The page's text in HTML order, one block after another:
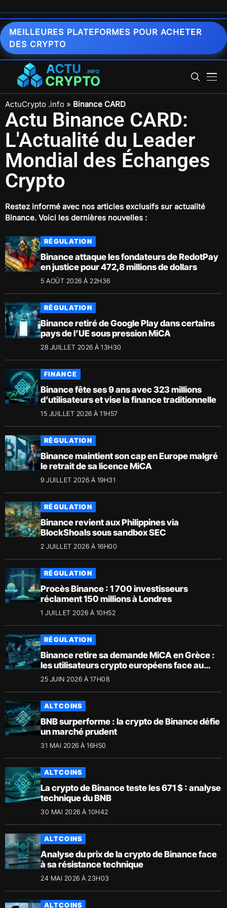
MEILLEURES PLATEFORMES POUR ACHETER
DES CRYPTO
ActuCrypto .info » Binance CARD
Actu Binance CARD:
L'Actualité du Leader
Mondial des Échanges
Crypto
Restez informé avec nos articles exclusifs sur actualité
Binance. Voici les dernières nouvelles :
RÉGULATION
Binance attaque les fondateurs de RedotPay
en justice pour 472,8 millions de dollars
5 AOÛT 2026 À 22H36
RÉGULATION
Binance retiré de Google Play dans certains
pays de l’UE sous pression MiCA
28 JUILLET 2026 À 13H30
FINANCE
Binance fête ses 9 ans avec 323 millions
d’utilisateurs et vise la finance traditionnelle
15 JUILLET 2026 À 11H57
RÉGULATION
Binance maintient son cap en Europe malgré
le retrait de sa licence MiCA
9 JUILLET 2026 À 19H31
RÉGULATION
Binance revient aux Philippines via
BlockShoals sous sandbox SEC
2 JUILLET 2026 À 16H00
RÉGULATION
Procès Binance : 1 700 investisseurs
réclament 150 millions à Londres
1 JUILLET 2026 À 10H52
RÉGULATION
Binance retire sa demande MiCA en Grèce :
les utilisateurs crypto européens face au
risque de restrictions
25 JUIN 2026 À 17H08
ALTCOINS
BNB surperforme : la crypto de Binance défie
un marché prudent
31 MAI 2026 À 16H50
ALTCOINS
La crypto de Binance teste les 671 $ : analyse
technique du BNB
30 MAI 2026 À 10H42
ALTCOINS
Analyse du prix de la crypto de Binance face
à sa résistance technique
24 MAI 2026 À 23H03
ALTCOINS